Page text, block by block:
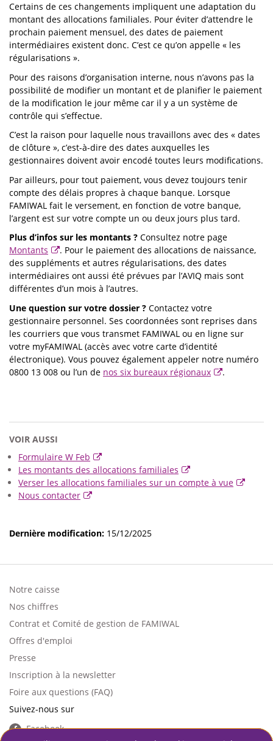
Certains de ces changements impliquent une adaptation du
montant des allocations familiales. Pour éviter d’attendre le
prochain paiement mensuel, des dates de paiement
intermédiaires existent donc. C’est ce qu’on appelle « les
régularisations ».
Pour des raisons d’organisation interne, nous n’avons pas la
possibilité de modifier un montant et de planifier le paiement
de la modification le jour même car il y a un système de
contrôle qui s’effectue.
C’est la raison pour laquelle nous travaillons avec des « dates
de clôture », c’est-à-dire des dates auxquelles les
gestionnaires doivent avoir encodé toutes leurs modifications.
Par ailleurs, pour tout paiement, vous devez toujours tenir
compte des délais propres à chaque banque. Lorsque
FAMIWAL fait le versement, en fonction de votre banque,
l’argent est sur votre compte un ou deux jours plus tard.
Plus d’infos sur les montants ? Consultez notre page
Montants
. Pour le paiement des allocations de naissance,
des suppléments et autres régularisations, des dates
intermédiaires ont aussi été prévues par l’AVIQ mais sont
différentes d’un mois à l’autres.
Une question sur votre dossier ? Contactez votre
gestionnaire personnel. Ses coordonnées sont reprises dans
les courriers que vous transmet FAMIWAL ou en ligne sur
votre myFAMIWAL (accès avec votre carte d’identité
électronique). Vous pouvez également appeler notre numéro
0800 13 008 ou l’un de nos six bureaux régionaux .
VOIR AUSSI
Formulaire W Feb
Les montants des allocations familiales
Verser les allocations familiales sur un compte à vue
Nous contacter
Dernière modification: 15/12/2025
Footer
left
Notre caisse
Nos chiffres
Contrat et Comité de gestion de FAMIWAL
Offres d'emploi
Presse
Inscription à la newsletter
Foire aux questions (FAQ)
Suivez-nous sur
Facebook